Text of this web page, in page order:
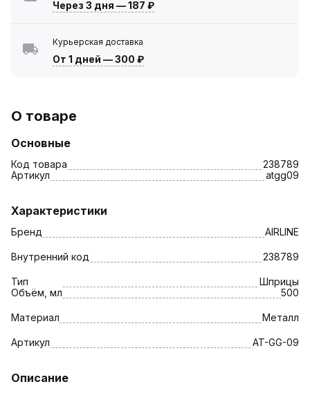
Через 3 дня —187 ₽
Курьерская доставка
От 1 дней —300 ₽
О товаре
Основные
Код товара
238789
Артикул
atgg09
Характеристики
Бренд AIRLINE
Внутренний код 238789
Тип
Шприцы
Объём, мл
500
Материал Металл
Артикул AT-GG-09
Описание